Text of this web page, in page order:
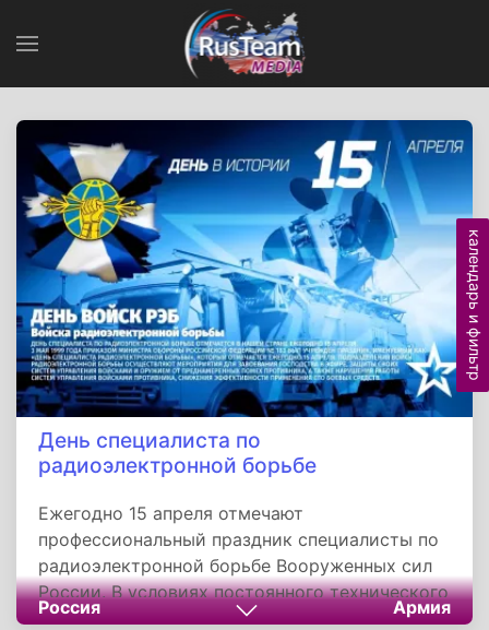
День специалиста по
радиоэлектронной борьбе
Ежегодно 15 апреля отмечают
профессиональный праздник специалисты по
радиоэлектронной борьбе Вооруженных сил
России. В условиях постоянного технического
развития всех средств защиты и нападения,
Россия Армия
календарь и фильтр